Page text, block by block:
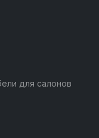
для салонов